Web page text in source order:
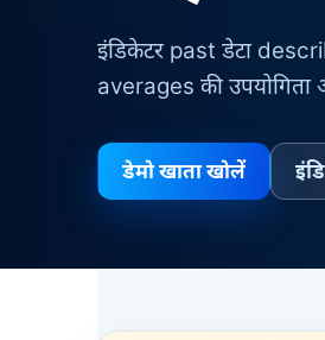
इंडिकेटर past डेटा
averages की उपयोगिता
डेमो खाता खोलें